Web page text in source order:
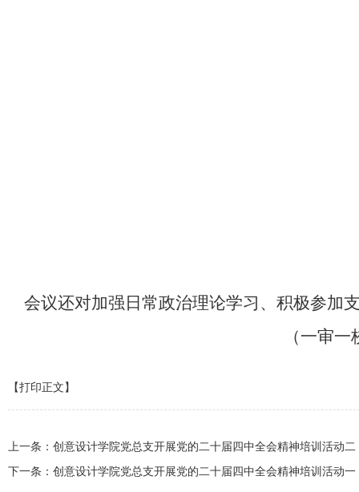
会议还对加强日常政治理论学习、积极参加
（一审
【打印正文】
上一条： 创意设计学院党总支开展党的二十届四中全会精神培训活动二
下一条： 创意设计学院党总支开展党的二十届四中全会精神培训活动一